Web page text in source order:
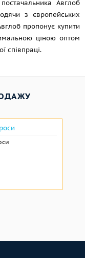
Авглоб
з європейських
пропонує купити
ціною оптом
співпраці.